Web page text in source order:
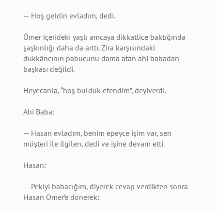
— Hoş geldin evladım, dedi.
Ömer içerideki yaşlı amcaya dikkatlice baktığında
şaşkınlığı daha da arttı. Zira karşısındaki
dükkâncının pabucunu dama atan ahi babadan
başkası değildi.
Heyecanla, “hoş bulduk efendim”, deyiverdi.
Ahi Baba:
— Hasan evladım, benim epeyce işim var, sen
müşteri ile ilgilen, dedi ve işine devam etti.
Hasan:
— Pekiyi babacığım, diyerek cevap verdikten sonra
Hasan Ömer’e dönerek: